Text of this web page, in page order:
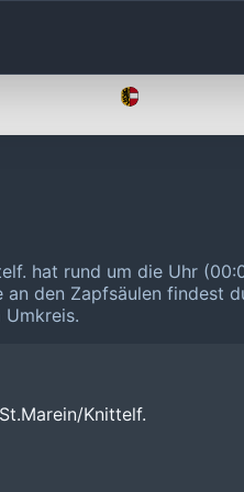
hat rund um die Uhr
an den Zapfsäulen findest
Knittelf.